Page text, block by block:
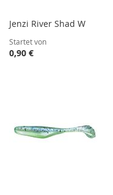
Jenzi River Shad W
Startet von
0,90 €